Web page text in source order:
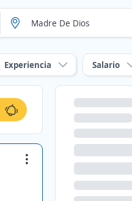
Experiencia Salario